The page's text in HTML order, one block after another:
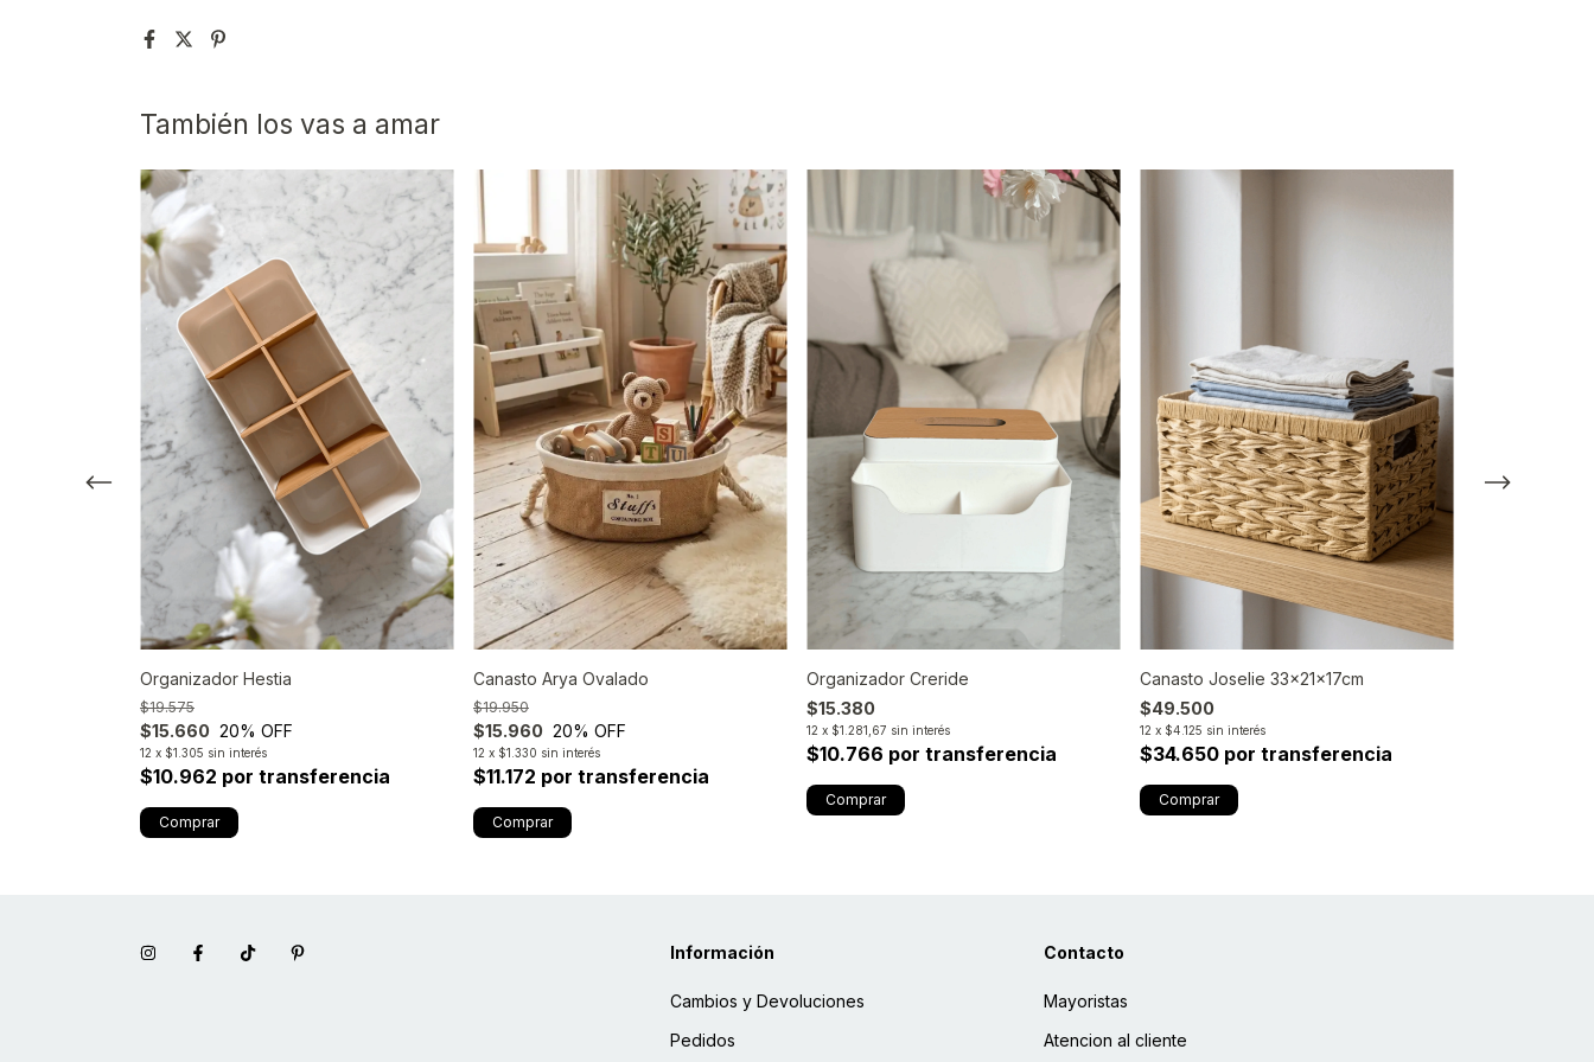
También los vas a amar
Organizador Hestia
$15.660
$19.575
20% OFF
12 x $1.305 sin interés
$10.962 por transferencia
Canasto Arya Ovalado
$15.960
$19.950
20% OFF
12 x $1.330 sin interés
$11.172 por transferencia
Organizador Creride
$15.380
12 x $1.281,67 sin interés
$10.766 por transferencia
Canasto Joselie 33x21x17cm
$49.500
12 x $4.125 sin interés
$34.650 por transferencia
Información
Cambios y Devoluciones
Pedidos
Contacto
Mayoristas
Atencion al cliente